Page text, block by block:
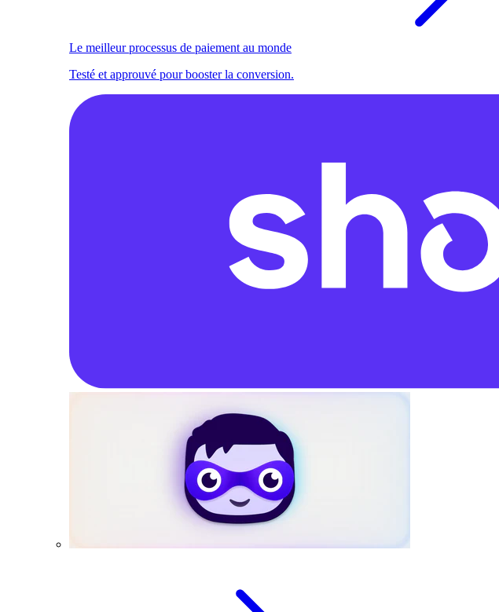
Le meilleur processus de paiement au monde
Testé et approuvé pour booster la conversion.